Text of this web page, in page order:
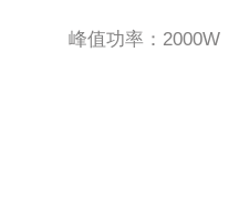
峰值功率：2000W